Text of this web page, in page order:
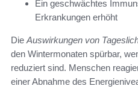
Ein geschwächtes
Erkrankungen erhöht
Die Auswirkungen von
den Wintermonaten spürbar,
reduziert sind. Menschen
einer Abnahme des